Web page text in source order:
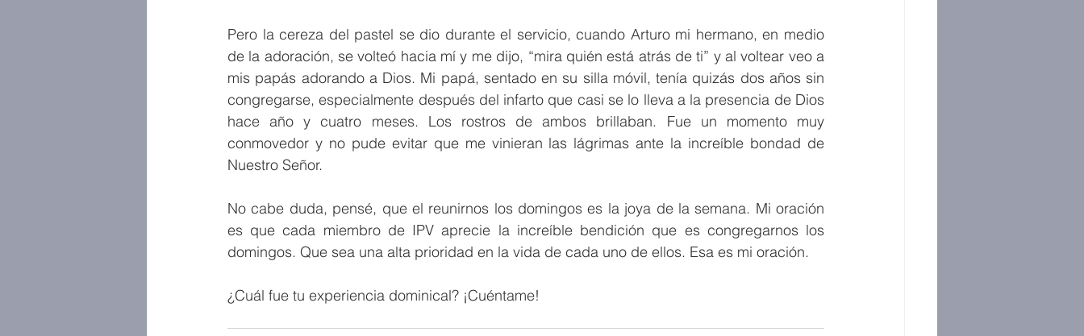
Pero la cereza del pastel se dio durante el servicio, cuando Arturo mi hermano, en medio
de la adoración, se volteó hacia mí y me dijo, “mira quién está atrás de ti” y al voltear veo a
mis papás adorando a Dios. Mi papá, sentado en su silla móvil, tenía quizás dos años sin
congregarse, especialmente después del infarto que casi se lo lleva a la presencia de Dios
hace año y cuatro meses. Los rostros de ambos brillaban. Fue un momento muy
conmovedor y no pude evitar que me vinieran las lágrimas ante la increíble bondad de
Nuestro Señor.
No cabe duda, pensé, que el reunirnos los domingos es la joya de la semana. Mi oración
es que cada miembro de IPV aprecie la increíble bendición que es congregarnos los
domingos. Que sea una alta prioridad en la vida de cada uno de ellos. Esa es mi oración.
¿Cuál fue tu experiencia dominical? ¡Cuéntame!